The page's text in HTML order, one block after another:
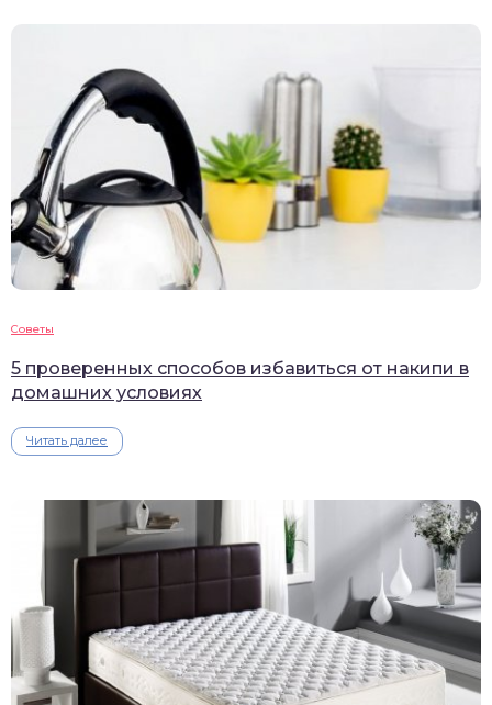
Советы
5 проверенных способов избавиться от накипи в
домашних условиях
Читать далее